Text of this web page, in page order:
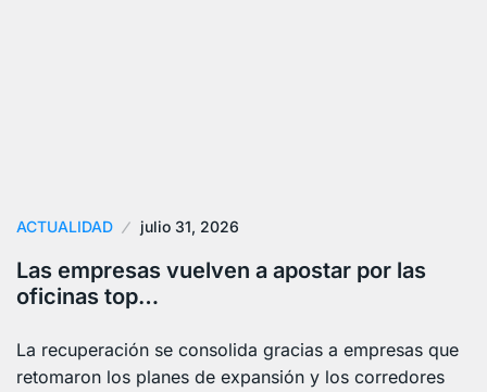
ACTUALIDAD julio 31, 2026
Las empresas vuelven a apostar por las
oficinas top…
La recuperación se consolida gracias a empresas que
retomaron los planes de expansión y los corredores